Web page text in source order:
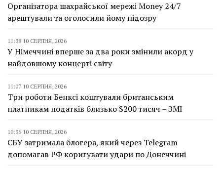
Організатора шахрайської мережі Money 24/7
арештували та оголосили йому підозру
11:38 10 СЕРПНЯ, 2026
У Німеччині вперше за два роки змінили акорд у
найдовшому концерті світу
11:07 10 СЕРПНЯ, 2026
Три роботи Бенксі коштували британським
платникам податків близько $200 тисяч – ЗМІ
10:36 10 СЕРПНЯ, 2026
СБУ затримала блогера, який через Telegram
допомагав РФ коригувати удари по Донеччині